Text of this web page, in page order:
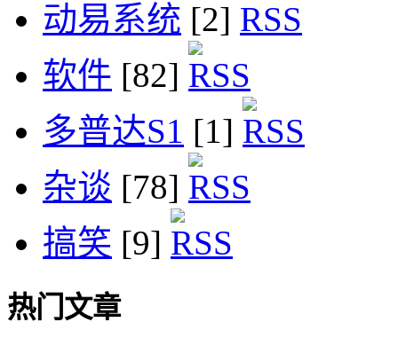
动易系统 [2]
软件 [82]
多普达S1 [1]
杂谈 [78]
搞笑 [9]
热门文章